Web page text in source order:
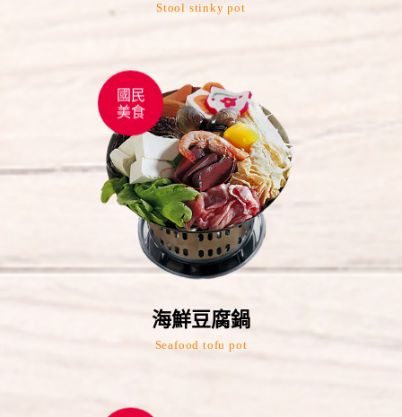
Stool stinky pot
國民
美食
海鮮豆腐鍋
Seafood tofu pot